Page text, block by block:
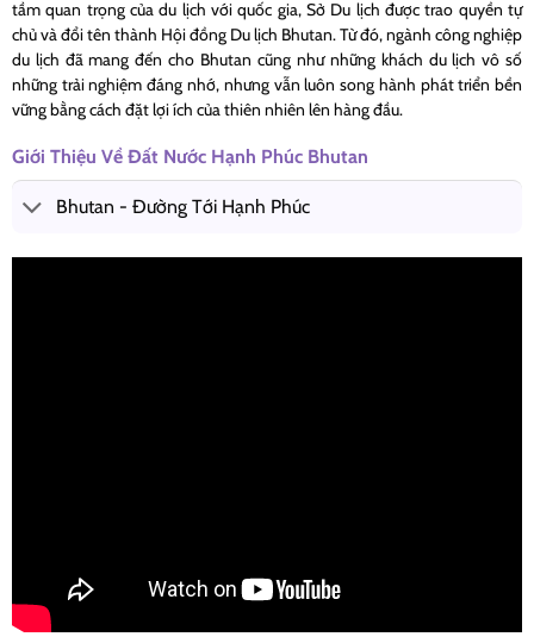
tầm quan trọng của du lịch với quốc gia, Sở Du lịch được trao quyền tự
chủ và đổi tên thành Hội đồng Du lịch Bhutan. Từ đó, ngành công nghiệp
du lịch đã mang đến cho Bhutan cũng như những khách du lịch vô số
những trải nghiệm đáng nhớ, nhưng vẫn luôn song hành phát triển bền
vững bằng cách đặt lợi ích của thiên nhiên lên hàng đầu.
Giới Thiệu Về Đất Nước Hạnh Phúc Bhutan
Bhutan - Đường Tới Hạnh Phúc